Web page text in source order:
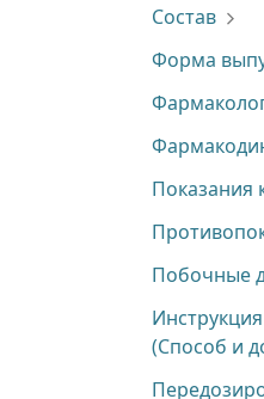
Состав
Форма
Показания
Побочные
(Способ и